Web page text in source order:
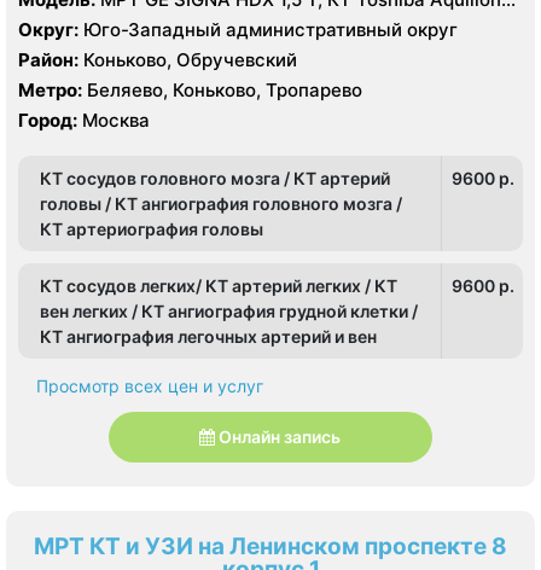
ONE 320 срезов
Округ: Юго-Западный административный округ
Район: Коньково, Обручевский
Метро: Беляево, Коньково, Тропарево
Город: Москва
КТ сосудов головного мозга / КТ артерий
головы / КТ ангиография головного мозга /
КТ артериография головы
9600 p.
КТ сосудов легких/ КТ артерий легких / КТ
вен легких / КТ ангиография грудной клетки /
КТ ангиография легочных артерий и вен
9600 p.
Просмотр всех цен и услуг
Онлайн запись
МРТ КТ и УЗИ на Ленинском проспекте 8